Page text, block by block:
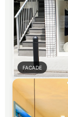
FACADE